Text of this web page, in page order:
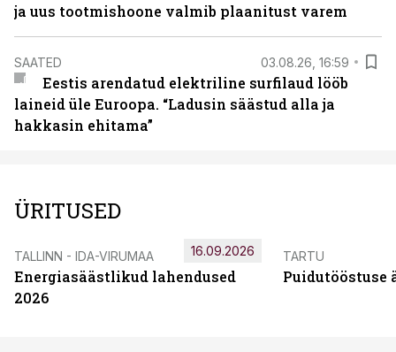
ja uus tootmishoone valmib plaanitust varem
SAATED 03.08.26, 16:59
Eestis arendatud elektriline surfilaud lööb
laineid üle Euroopa. “Ladusin säästud alla ja
hakkasin ehitama”
ÜRITUSED
TALLINN - IDA-VIRUMAA
Energiasäästlikud lahendused
2026
16.09.2026 TARTU
Puidutööstuse